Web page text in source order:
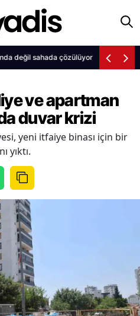
değil sahada çözülüyor
ve apartman
duvar krizi
yeni itfaiye binası için bir
yıktı.